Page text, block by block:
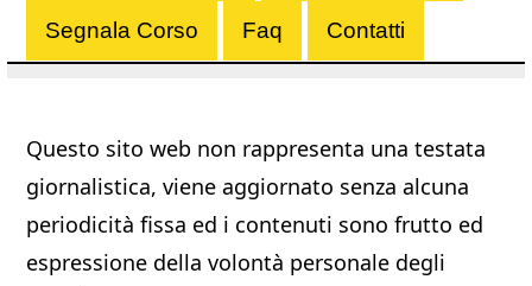
Segnala Corso Faq Contatti
Questo sito web non rappresenta una testata
giornalistica, viene aggiornato senza alcuna
periodicità fissa ed i contenuti sono frutto ed
espressione della volontà personale degli